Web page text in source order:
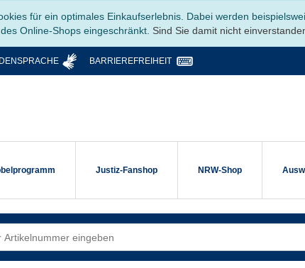
für ein optimales Einkaufserlebnis. Dabei werden
Online-Shops eingeschränkt. Sind Sie damit nicht
BARRIEREFREIHEIT
Justiz-Fanshop NRW-Shop